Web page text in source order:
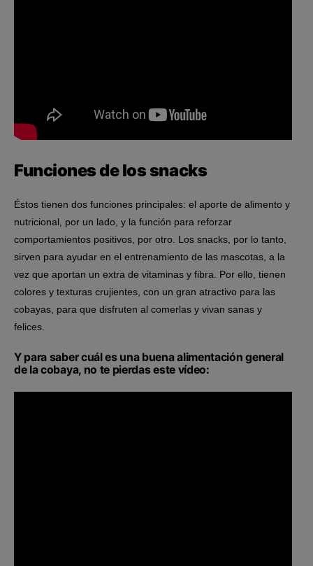
Funciones de los snacks
Éstos tienen dos funciones principales: el aporte de alimento y
nutricional, por un lado, y la función para reforzar
comportamientos positivos, por otro. Los snacks, por lo tanto,
sirven para ayudar en el entrenamiento de las mascotas, a la
vez que aportan un extra de vitaminas y fibra. Por ello, tienen
colores y texturas crujientes, con un gran atractivo para las
cobayas, para que disfruten al comerlas y vivan sanas y
felices.
Y para saber cuál es una buena alimentación general
de la cobaya, no te pierdas este vídeo: